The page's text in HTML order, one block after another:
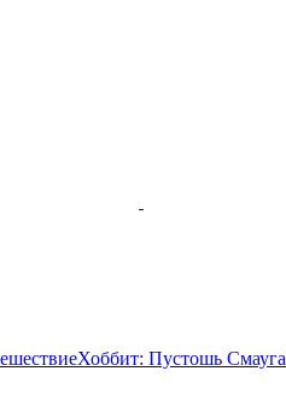
Хоббит: Пустошь Смауга